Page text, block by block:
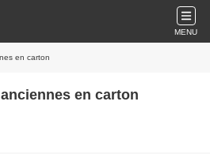
MENU
en carton
en carton